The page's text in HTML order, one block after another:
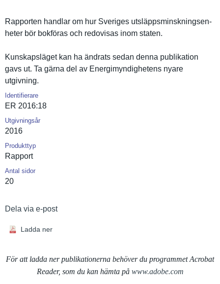
Rapporten handlar om hur Sveriges utsläppsmi­nskningsen­
heter bör bokföras och redovisas inom staten.
Kunskapslä­get kan ha ändrats sedan denna publikatio­n
gavs ut. Ta gärna del av Energimynd­ighetens nyare
utgivning.
Identifierare
ER 2016:18
Utgivningsår
2016
Produkttyp
Rapport
Antal sidor
20
Dela via e-post
Ladda ner
För att ladda ner publikationerna behöver du programmet Acrobat
Reader, som du kan hämta på www.adobe.com